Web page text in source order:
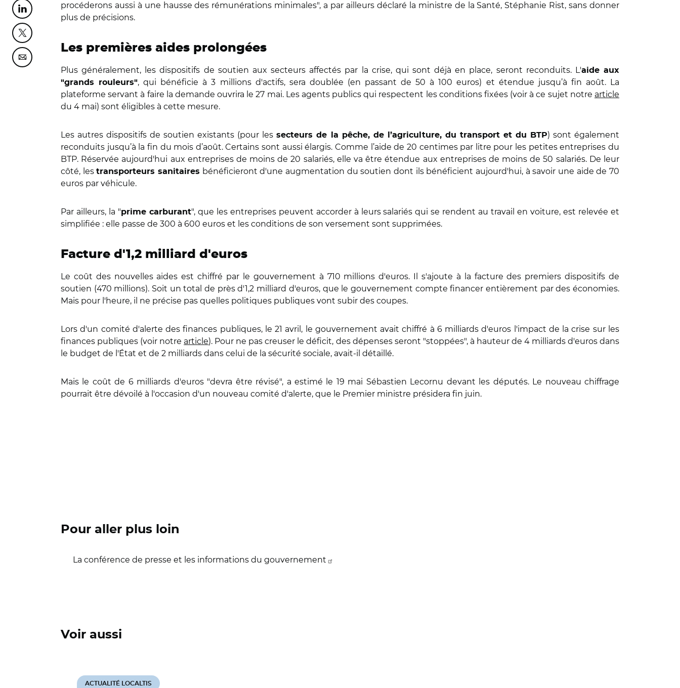
Partager cette page sur Linkedin
Partager cette page sur Twitter
Partager cette page sur Courriel
procéderons aussi à une hausse des rémunérations minimales", a par ailleurs déclaré la ministre de la Santé, Stéphanie Rist, sans donner
plus de précisions.
Les premières aides prolongées
Plus généralement, les dispositifs de soutien aux secteurs affectés par la crise, qui sont déjà en place, seront reconduits. L'aide aux
"grands rouleurs", qui bénéficie à 3 millions d'actifs, sera doublée (en passant de 50 à 100 euros) et étendue jusqu’à fin août. La
plateforme servant à faire la demande ouvrira le 27 mai. Les agents publics qui respectent les conditions fixées (voir à ce sujet notre article
du 4 mai) sont éligibles à cette mesure.
Les autres dispositifs de soutien existants (pour lessecteurs de la pêche, de l’agriculture, du transport et du BTP) sont également
reconduits jusqu’à la fin du mois d’août. Certains sont aussi élargis. Comme l’aide de 20 centimes par litre pour les petites entreprises du
BTP. Réservée aujourd'hui aux entreprises de moins de 20 salariés, elle va être étendue aux entreprises de moins de 50 salariés. De leur
côté, lestransporteurs sanitaires bénéficieront d'une augmentation du soutien dont ils bénéficient aujourd'hui, à savoir une aide de 70
euros par véhicule.
Par ailleurs, la "prime carburant", que les entreprises peuvent accorder à leurs salariés qui se rendent au travail en voiture, est relevée et
simplifiée : elle passe de 300 à 600 euros et les conditions de son versement sont supprimées.
Facture d'1,2 milliard d'euros
Le coût des nouvelles aides est chiffré par le gouvernement à 710 millions d'euros. Il s'ajoute à la facture des premiers dispositifs de
soutien (470 millions). Soit un total de près d'1,2 milliard d'euros, que le gouvernement compte financer entièrement par des économies.
Mais pour l'heure, il ne précise pas quelles politiques publiques vont subir des coupes.
Lors d'un comité d'alerte des finances publiques, le 21 avril, le gouvernement avait chiffré à 6 milliards d'euros l'impact de la crise sur les
finances publiques (voir notre article). Pour ne pas creuser le déficit, des dépenses seront "stoppées", à hauteur de 4 milliards d'euros dans
le budget de l'État et de 2 milliards dans celui de la sécurité sociale, avait-il détaillé.
Mais le coût de 6 milliards d'euros "devra être révisé", a estimé le 19 mai Sébastien Lecornu devant les députés. Le nouveau chiffrage
pourrait être dévoilé à l'occasion d'un nouveau comité d'alerte, que le Premier ministre présidera fin juin.
Pour aller plus loin
La conférence de presse et les informations du gouvernement
Voir aussi
ACTUALITÉ LOCALTIS